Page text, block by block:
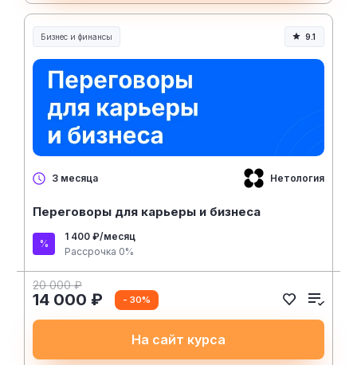
Бизнес и финансы 9.1
3 месяца Нетология
Переговоры для карьеры и бизнеса
1 400 ₽/месяц
Рассрочка 0%
20 000 ₽
14 000 ₽ - 30%
На сайт курса